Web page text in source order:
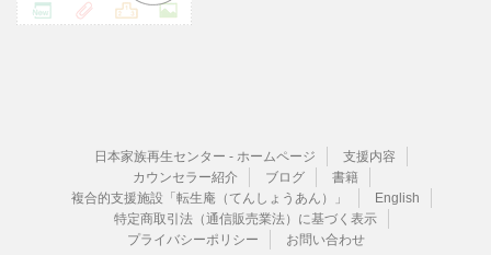
日本家族再生センター - ホームページ
支援内容
カウンセラー紹介
ブログ
書籍
複合的支援施設「転生庵（てんしょうあん）」
English
特定商取引法（通信販売業法）に基づく表示
プライバシーポリシー
お問い合わせ